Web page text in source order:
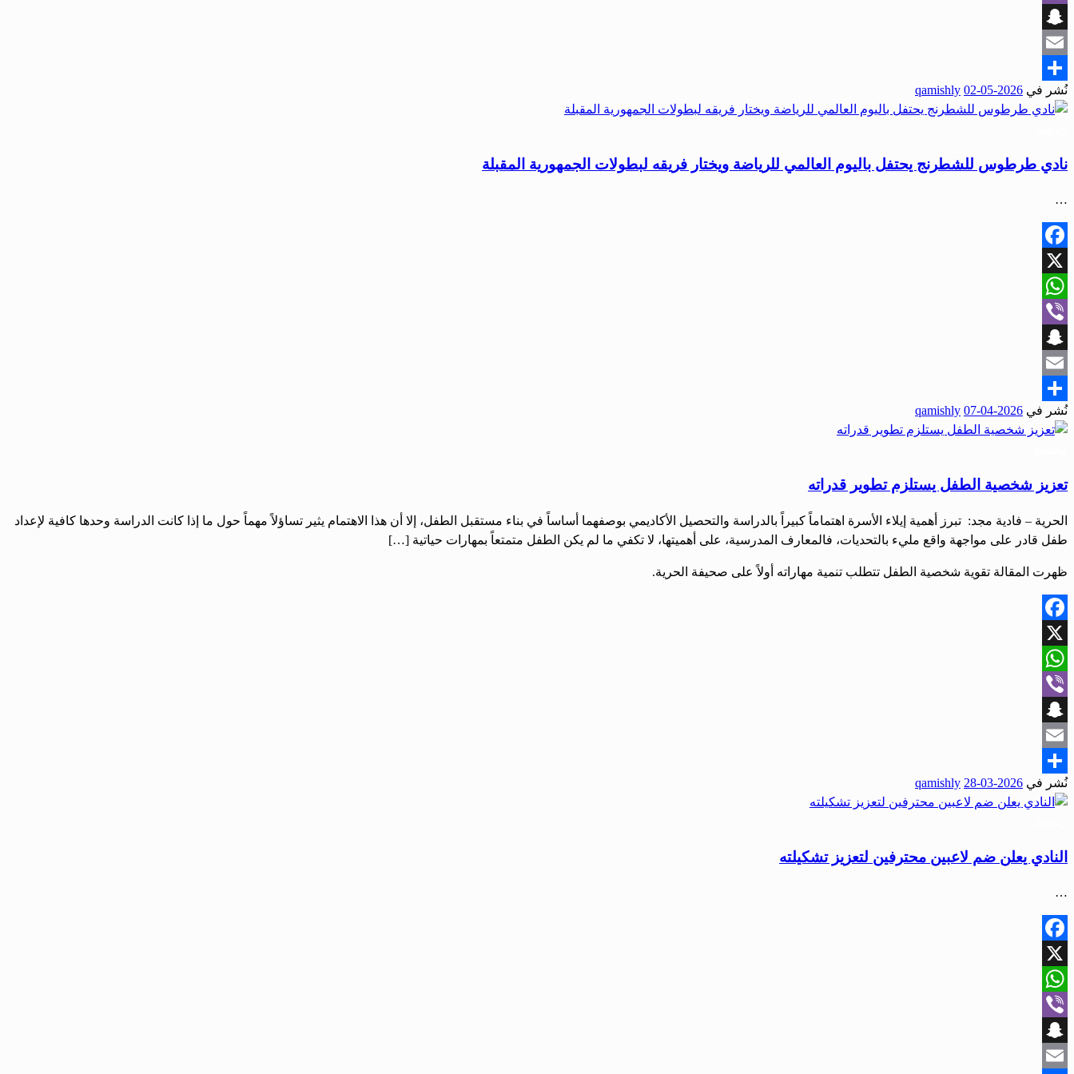
Viber
Snapchat
Email
Share
نُشر في 2026-05-02
qamishly
نادي طرطوس للشطرنج يحتفل باليوم العالمي للرياضة ويختار فريقه لبطولات الجمهورية المقبلة
…
Facebook
X
WhatsApp
Viber
Snapchat
Email
Share
نُشر في 2026-04-07
qamishly
تعزيز شخصية الطفل يستلزم تطوير قدراته
‏‏الحرية – فادية مجد: ‏ ‏تبرز أهمية إيلاء الأسرة اهتماماً كبيراً بالدراسة والتحصيل الأكاديمي بوصفهما أساساً في بناء مستقبل الطفل، إلا أن هذا الاهتمام يثير تساؤلاً مهماً حول ما إذا كانت الدراسة وحدها كافية لإعداد
طفل قادر على مواجهة واقع مليء بالتحديات، فالمعارف المدرسية، على أهميتها، لا تكفي ما لم يكن الطفل متمتعاً بمهارات حياتية […]
ظهرت المقالة تقوية شخصية الطفل تتطلب تنمية مهاراته أولاً على صحيفة الحرية.
Facebook
X
WhatsApp
Viber
Snapchat
Email
Share
نُشر في 2026-03-28
qamishly
النادي يعلن ضم لاعبين محترفين لتعزيز تشكيلته
…
Facebook
X
WhatsApp
Viber
Snapchat